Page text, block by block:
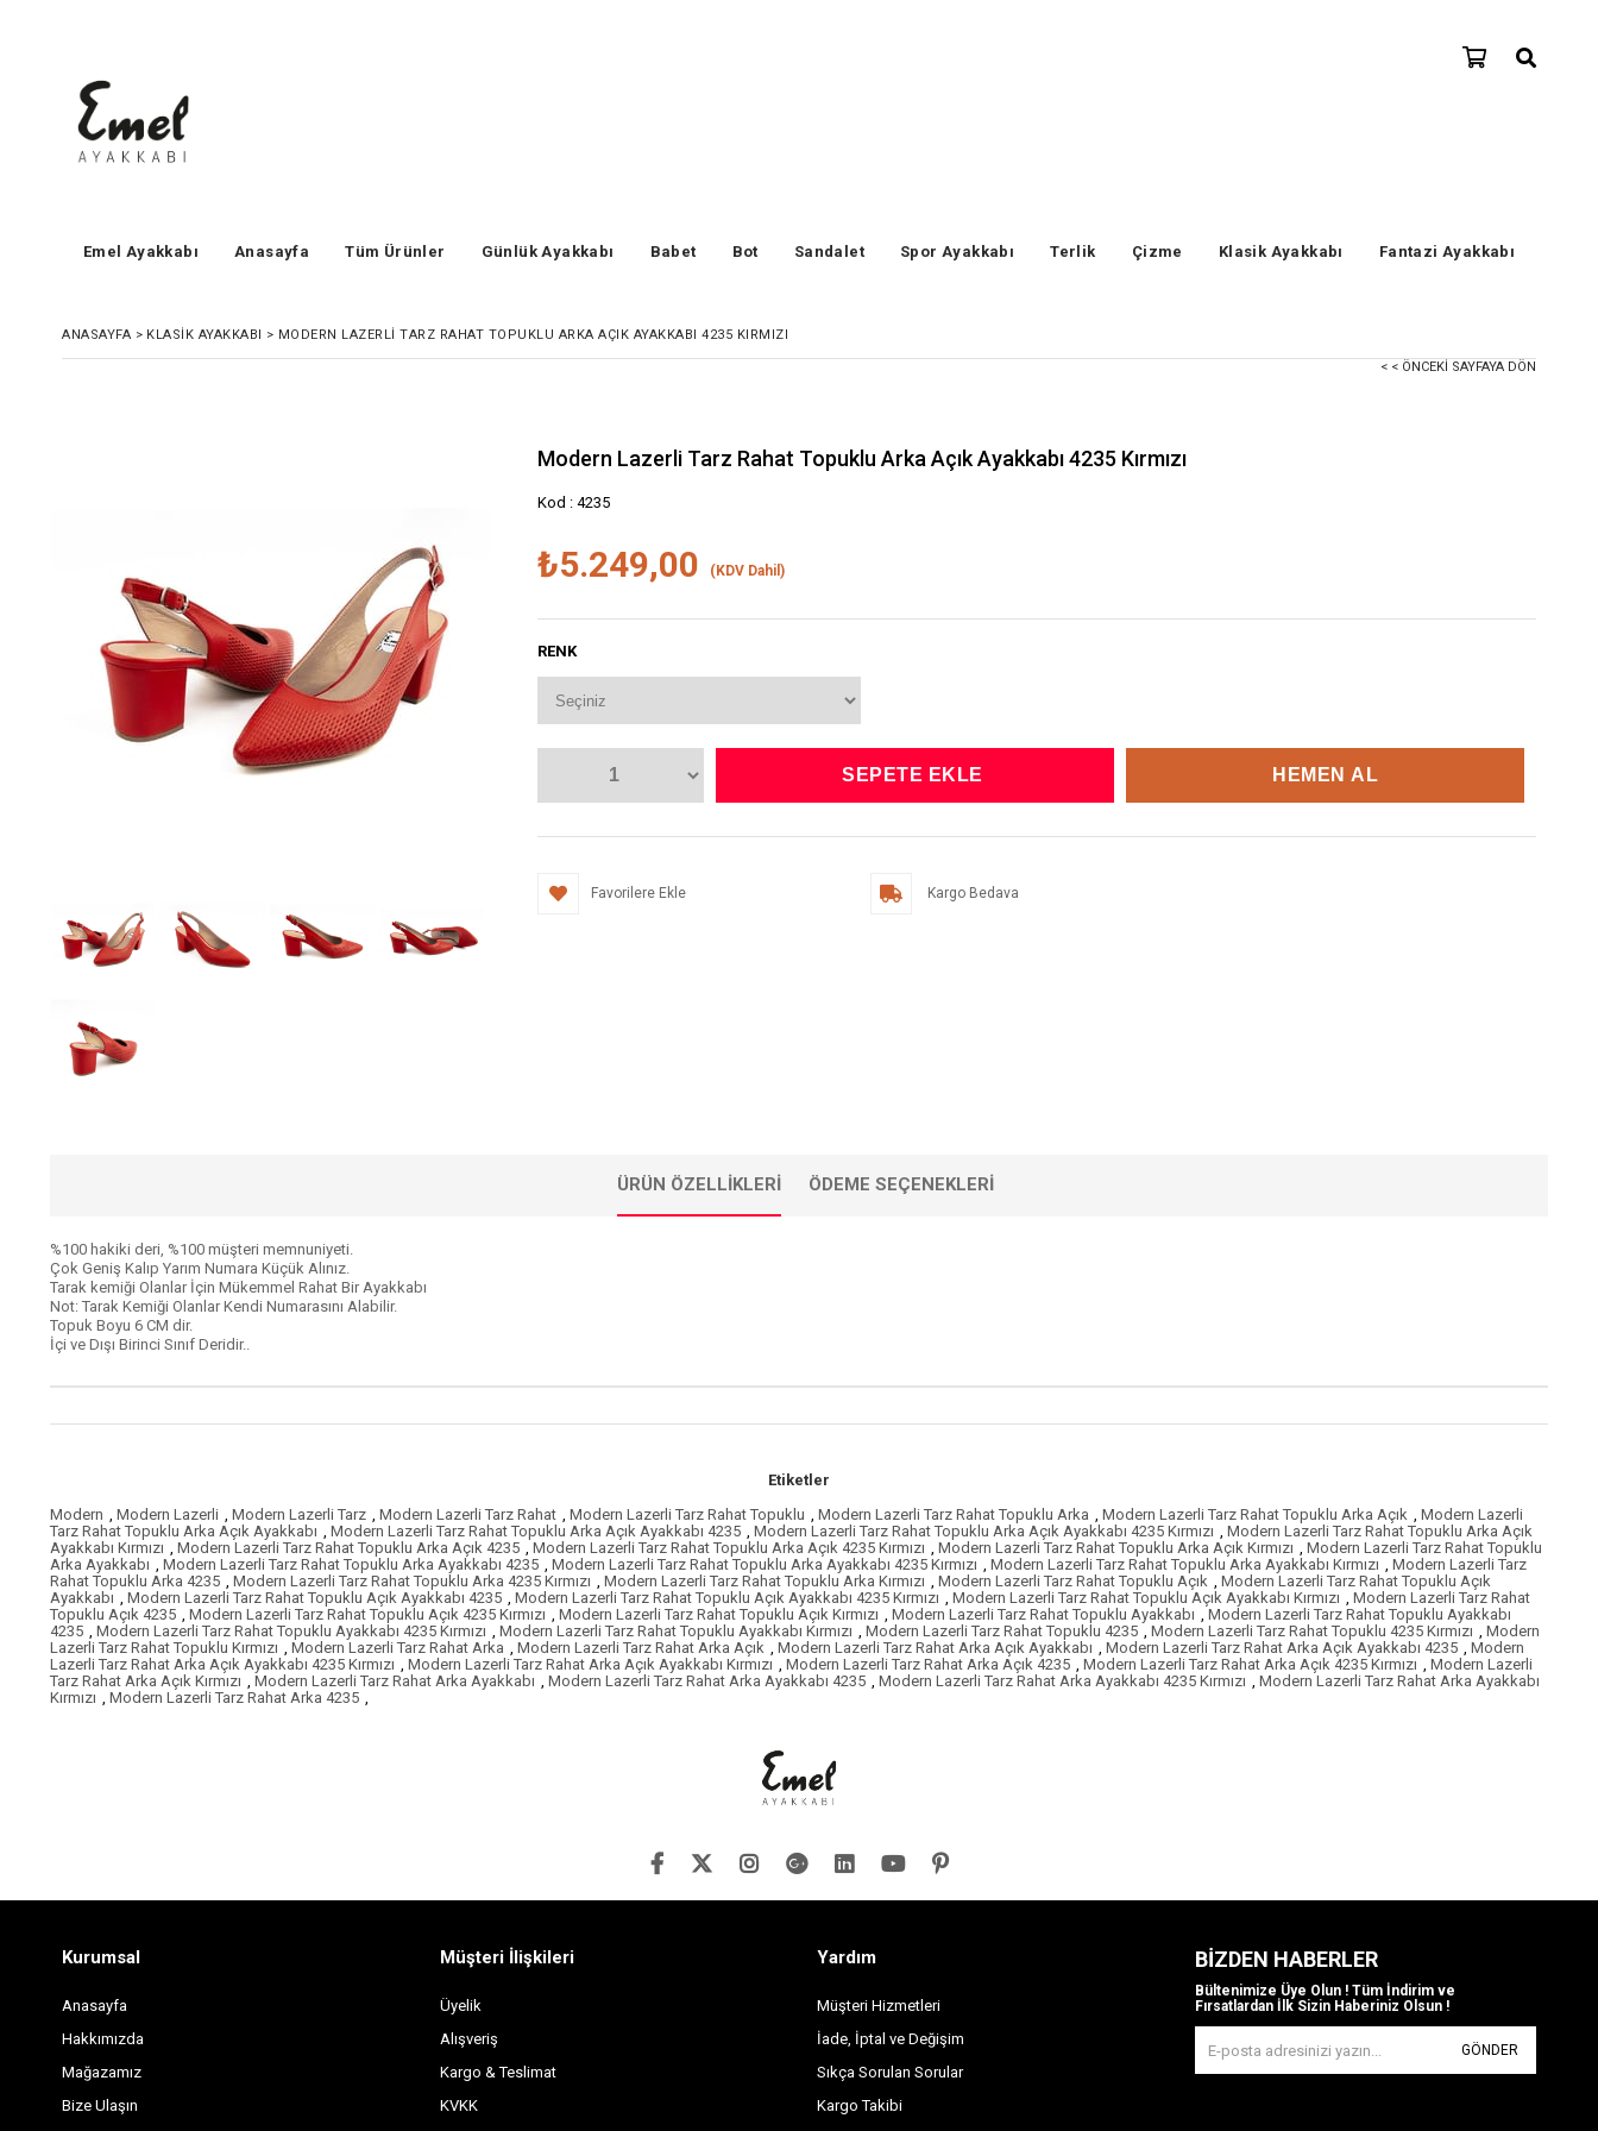
Emel Ayakkabı Anasayfa Tüm Ürünler Günlük Ayakkabı Babet Bot Sandalet Spor Ayakkabı Terlik Çizme Klasik Ayakkabı Fantazi Ayakkabı
ANASAYFA > KLASIK AYAKKABI > MODERN LAZERLI TARZ RAHAT TOPUKLU ARKA AÇIK AYAKKABI 4235 KIRMIZI
< < ÖNCEKI SAYFAYA DÖN
Modern Lazerli Tarz Rahat Topuklu Arka Açık Ayakkabı 4235 Kırmızı
Kod : 4235
₺5.249,00 (KDV Dahil)
RENK
Favorilere Ekle Kargo Bedava
ÜRÜN ÖZELLIKLERI ÖDEME SEÇENEKLERI
%100 hakiki deri, %100 müşteri memnuniyeti.
Çok Geniş Kalıp Yarım Numara Küçük Alınız.
Tarak kemiği Olanlar İçin Mükemmel Rahat Bir Ayakkabı
Not: Tarak Kemiği Olanlar Kendi Numarasını Alabilir.
Topuk Boyu 6 CM dir.
İçi ve Dışı Birinci Sınıf Deridir..
Etiketler
Modern , Modern Lazerli , Modern Lazerli Tarz , Modern Lazerli Tarz Rahat , Modern Lazerli Tarz Rahat Topuklu , Modern Lazerli Tarz Rahat Topuklu Arka , Modern Lazerli Tarz Rahat Topuklu Arka Açık , Modern Lazerli
Tarz Rahat Topuklu Arka Açık Ayakkabı , Modern Lazerli Tarz Rahat Topuklu Arka Açık Ayakkabı 4235 , Modern Lazerli Tarz Rahat Topuklu Arka Açık Ayakkabı 4235 Kırmızı , Modern Lazerli Tarz Rahat Topuklu Arka Açık
Ayakkabı Kırmızı , Modern Lazerli Tarz Rahat Topuklu Arka Açık 4235 , Modern Lazerli Tarz Rahat Topuklu Arka Açık 4235 Kırmızı , Modern Lazerli Tarz Rahat Topuklu Arka Açık Kırmızı , Modern Lazerli Tarz Rahat Topuklu
Arka Ayakkabı , Modern Lazerli Tarz Rahat Topuklu Arka Ayakkabı 4235 , Modern Lazerli Tarz Rahat Topuklu Arka Ayakkabı 4235 Kırmızı , Modern Lazerli Tarz Rahat Topuklu Arka Ayakkabı Kırmızı , Modern Lazerli Tarz
Rahat Topuklu Arka 4235 , Modern Lazerli Tarz Rahat Topuklu Arka 4235 Kırmızı , Modern Lazerli Tarz Rahat Topuklu Arka Kırmızı , Modern Lazerli Tarz Rahat Topuklu Açık , Modern Lazerli Tarz Rahat Topuklu Açık
Ayakkabı , Modern Lazerli Tarz Rahat Topuklu Açık Ayakkabı 4235 , Modern Lazerli Tarz Rahat Topuklu Açık Ayakkabı 4235 Kırmızı , Modern Lazerli Tarz Rahat Topuklu Açık Ayakkabı Kırmızı , Modern Lazerli Tarz Rahat
Topuklu Açık 4235 , Modern Lazerli Tarz Rahat Topuklu Açık 4235 Kırmızı , Modern Lazerli Tarz Rahat Topuklu Açık Kırmızı , Modern Lazerli Tarz Rahat Topuklu Ayakkabı , Modern Lazerli Tarz Rahat Topuklu Ayakkabı
4235 , Modern Lazerli Tarz Rahat Topuklu Ayakkabı 4235 Kırmızı , Modern Lazerli Tarz Rahat Topuklu Ayakkabı Kırmızı , Modern Lazerli Tarz Rahat Topuklu 4235 , Modern Lazerli Tarz Rahat Topuklu 4235 Kırmızı , Modern
Lazerli Tarz Rahat Topuklu Kırmızı , Modern Lazerli Tarz Rahat Arka , Modern Lazerli Tarz Rahat Arka Açık , Modern Lazerli Tarz Rahat Arka Açık Ayakkabı , Modern Lazerli Tarz Rahat Arka Açık Ayakkabı 4235 , Modern
Lazerli Tarz Rahat Arka Açık Ayakkabı 4235 Kırmızı , Modern Lazerli Tarz Rahat Arka Açık Ayakkabı Kırmızı , Modern Lazerli Tarz Rahat Arka Açık 4235 , Modern Lazerli Tarz Rahat Arka Açık 4235 Kırmızı , Modern Lazerli
Tarz Rahat Arka Açık Kırmızı , Modern Lazerli Tarz Rahat Arka Ayakkabı , Modern Lazerli Tarz Rahat Arka Ayakkabı 4235 , Modern Lazerli Tarz Rahat Arka Ayakkabı 4235 Kırmızı , Modern Lazerli Tarz Rahat Arka Ayakkabı
Kırmızı , Modern Lazerli Tarz Rahat Arka 4235 ,
Kurumsal
Anasayfa
Hakkımızda
Mağazamız
Bize Ulaşın
Müşteri İlişkileri
Üyelik
Alışveriş
Kargo & Teslimat
KVKK
Yardım
Müşteri Hizmetleri
İade, İptal ve Değişim
Sıkça Sorulan Sorular
Kargo Takibi
BIZDEN HABERLER
Bültenimize Üye Olun ! Tüm İndirim ve
Fırsatlardan İlk Sizin Haberiniz Olsun !
GÖNDER